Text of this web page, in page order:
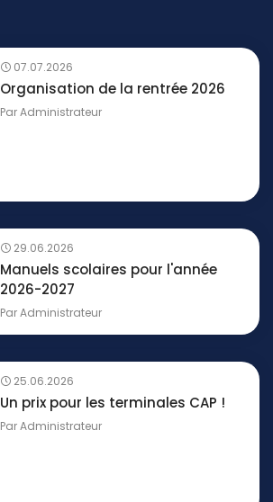
07.07.2026
Organisation de la rentrée 2026
ParAdministrateur
29.06.2026
Manuels scolaires pour l'année
2026-2027
ParAdministrateur
25.06.2026
Un prix pour les terminales CAP !
ParAdministrateur